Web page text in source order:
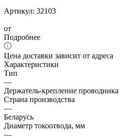
Артикул: 32103
от
Подробнее
Цена доставки зависит от адреса
Характеристики
Тип
—
Держатель-крепление проводника
Страна производства
—
Беларусь
Диаметр токоотвода, мм
—